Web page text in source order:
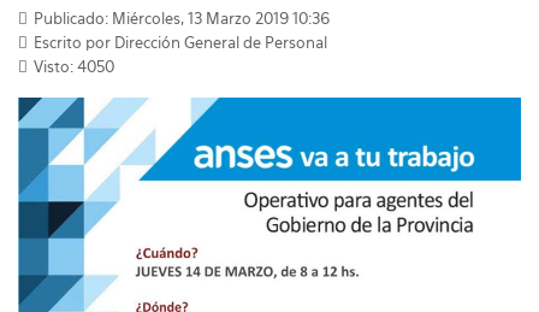
Publicado: Miércoles, 13 Marzo 2019 10:36
Escrito por Dirección General de Personal
Visto: 4050